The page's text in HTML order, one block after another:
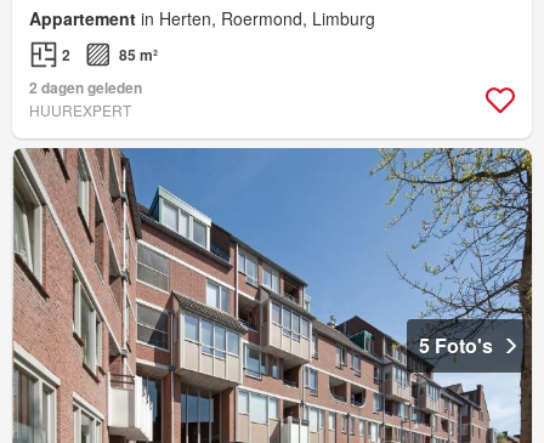
Appartement in Herten, Roermond, Limburg
2
85 m²
2 dagen geleden
HUUREXPERT
5 Foto's